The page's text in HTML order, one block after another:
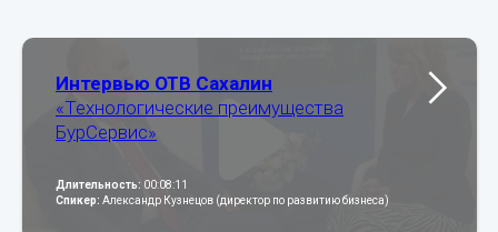
Интервью ОТВ Сахалин
«Технологические преимущества
БурСервис»
Длительность: 00:08:11
Спикер: Александр Кузнецов (директор по развитию бизнеса)